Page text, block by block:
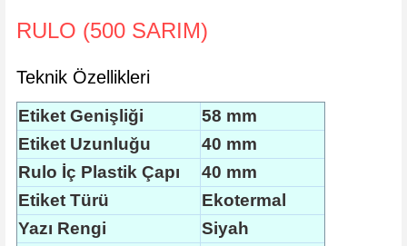
RULO (500 SARIM)
Teknik Özellikleri
Etiket Genişliği
58 mm
Etiket Uzunluğu
40 mm
Rulo İç Plastik Çapı
40 mm
Etiket Türü
Ekotermal
Yazı Rengi
Siyah